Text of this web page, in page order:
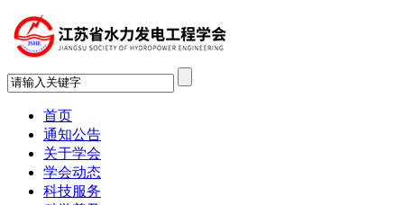
首页
通知公告
关于学会
学会动态
科技服务